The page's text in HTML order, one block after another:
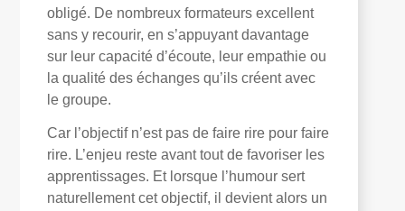
obligé. De nombreux formateurs excellent
sans y recourir, en s’appuyant davantage
sur leur capacité d’écoute, leur empathie ou
la qualité des échanges qu’ils créent avec
le groupe.
Car l’objectif n’est pas de faire rire pour faire
rire. L’enjeu reste avant tout de favoriser les
apprentissages. Et lorsque l’humour sert
naturellement cet objectif, il devient alors un